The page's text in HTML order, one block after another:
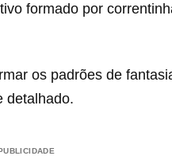
formado por
os padrões de
detalhado.